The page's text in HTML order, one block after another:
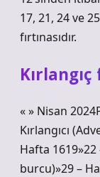
17, 21, 24 ve
fırtınasıdır.
« » Nisan
Kırlangıcı
Hafta
burcu)»29 –